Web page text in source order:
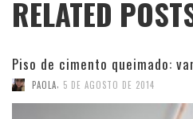
RELATED
Piso de cimento queimado:
PAOLA 5 DE AGOSTO DE 2014